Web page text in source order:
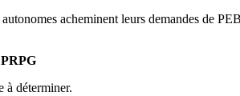
acheminent leurs demandes de
à déterminer.